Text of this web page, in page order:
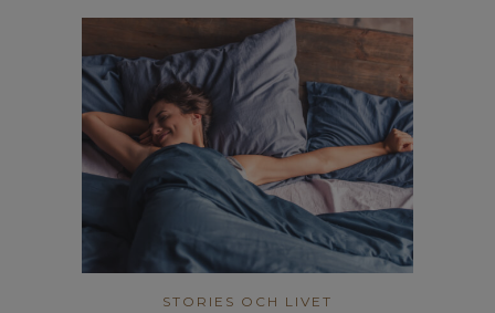
STORIES OCH LIVET